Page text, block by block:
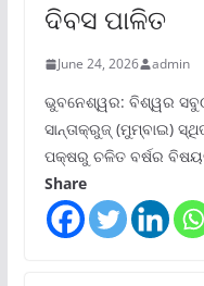
ଦିବସ ପାଳିତ
June 24, 2026 admin
ଭୁବନେଶ୍ୱର: ବିଶ୍ୱର
ସାନ୍ତାକ୍ରୁଜ୍ (ମୁମ୍ବାଇ)
ପକ୍ଷରୁ ଚଳିତ ବର୍ଷର
Share